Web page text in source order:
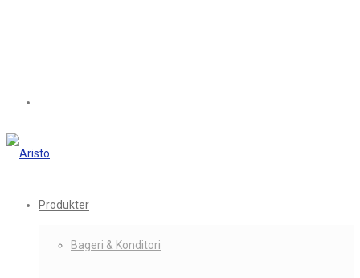
Produkter
Bageri & Konditori